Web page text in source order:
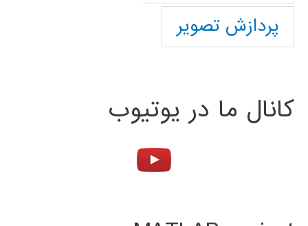
پردازش تصویر
کانال ما در یوتیوب